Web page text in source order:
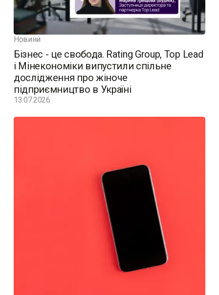
Новини
Бізнес - це свобода. Rating Group, Top Lead
і Мінекономіки випустили спільне
дослідження про жіноче
підприємництво в Україні
13.07.2026